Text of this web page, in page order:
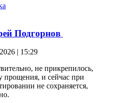
Подгорнов
| 15:29
не прикрепилось,
прощения, и сейчас при
не сохраняется,